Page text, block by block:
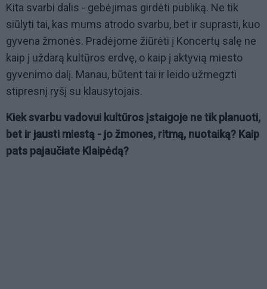
Kita svarbi dalis - gebėjimas girdėti publiką. Ne tik
siūlyti tai, kas mums atrodo svarbu, bet ir suprasti, kuo
gyvena žmonės. Pradėjome žiūrėti į Koncertų salę ne
kaip į uždarą kultūros erdvę, o kaip į aktyvią miesto
gyvenimo dalį. Manau, būtent tai ir leido užmegzti
stipresnį ryšį su klausytojais.
Kiek svarbu vadovui kultūros įstaigoje ne tik planuoti,
bet ir jausti miestą - jo žmones, ritmą, nuotaiką? Kaip
pats pajaučiate Klaipėdą?